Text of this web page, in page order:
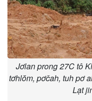
Jơlan prong 27C tô
tơhlŏm, pơčah, tuh pơ
Lạt